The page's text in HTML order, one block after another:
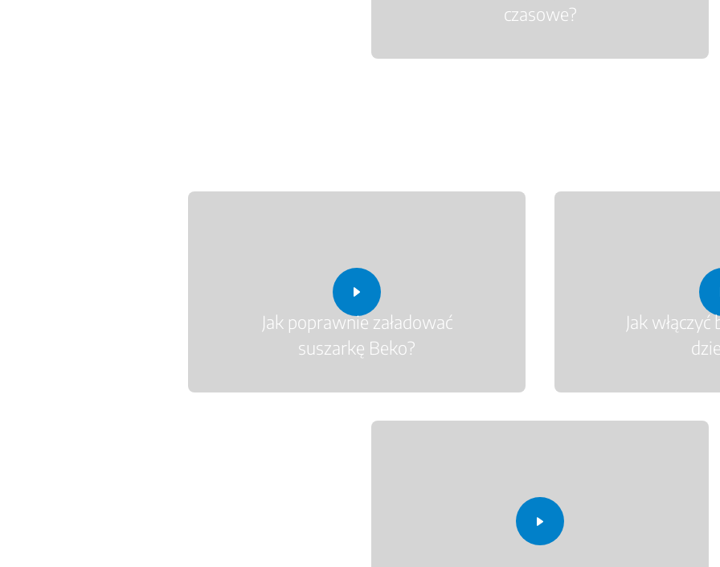
czasowe?
Jak poprawnie załadować
suszarkę Beko?
Jak